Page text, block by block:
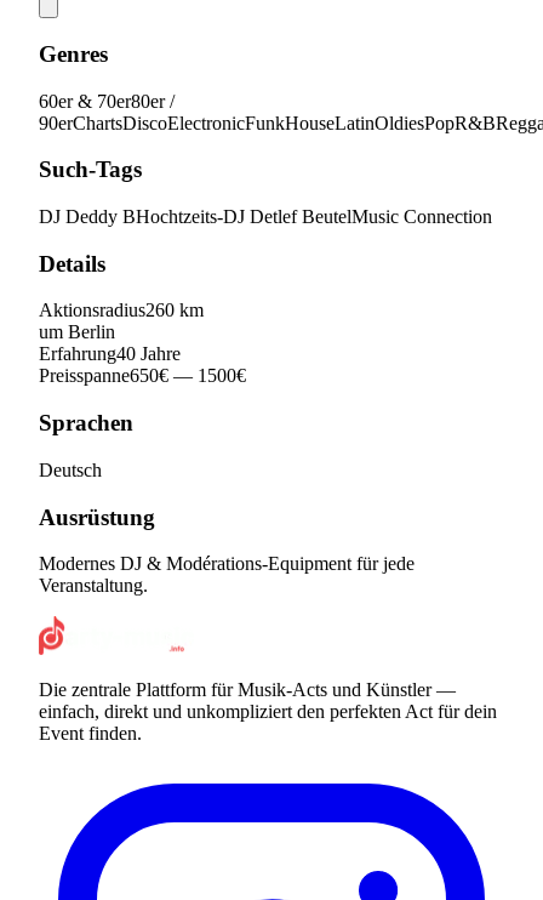
Genres
60er & 70er80er /
90erChartsDiscoElectronicFunkHouseLatinOldiesPopR&B
Such-Tags
DJ Deddy BHochtzeits-DJ Detlef BeutelMusic Connection
Details
Aktionsradius260 km
um Berlin
Erfahrung40 Jahre
Preisspanne650€ — 1500€
Sprachen
Deutsch
Ausrüstung
Modernes DJ & Modérations-Equipment für jede
Veranstaltung.
Die zentrale Plattform für Musik-Acts und Künstler —
einfach, direkt und unkompliziert den perfekten Act für dein
Event finden.